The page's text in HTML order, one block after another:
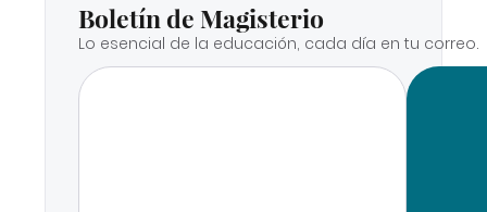
Boletín de Magisterio
Lo esencial de la educación, cada día en tu correo.